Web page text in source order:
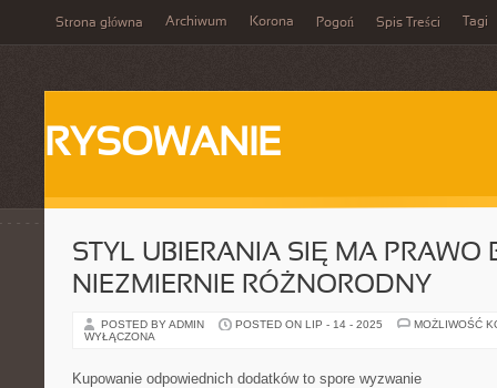
Strona główna Archiwum Korona Pogoń Spis Treści Tagi
RYSOWANIE
STYL UBIERANIA SIĘ MA PRAWO
NIEZMIERNIE RÓŻNORODNY
POSTED BY ADMIN POSTED ON LIP - 14 - 2025
MOŻLIWOŚĆ
WYŁĄCZONA
Kupowanie odpowiednich dodatków to spore wyzwanie